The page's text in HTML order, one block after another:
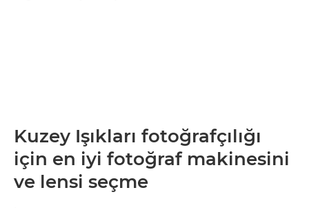
Kuzey Işıkları fotoğrafçılığı
için en iyi fotoğraf makinesini
ve lensi seçme